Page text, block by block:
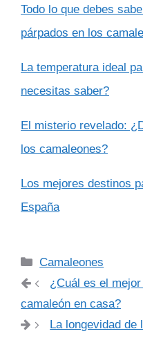
Todo lo que debes
párpados en los
La temperatura ideal
necesitas saber?
El misterio revelado:
los camaleones?
Los mejores destinos
España
Categorías
Camaleones
¿Cuál es el
camaleón en casa?
La longevidad